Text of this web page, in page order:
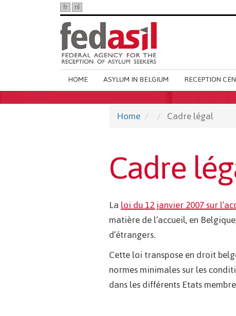
fr nl
Main
navigation
HOME ASYLUM IN BELGIUM RECEPTION
Home Cadre légal
Cadre
Laloi du 12 janvier 2007 sur
matière de l’accueil, en
d’étrangers.
Cette loi transpose en droit
normes minimales sur les
dans les différents Etats